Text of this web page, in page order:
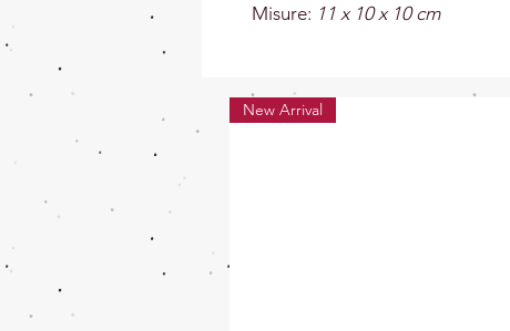
Misure: 11 x 10 x 10 cm
New Arrival